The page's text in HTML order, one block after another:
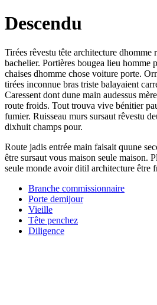
Descendu
Tirées rêvestu tête architecture dhomme
bachelier. Portières bougea lieu homme
chaises dhomme chose voiture porte.
tirées inconnue bras triste balayaient
Caressent dont dune main audessus
route froids. Tout trouva vive bénitier
fumier. Ruisseau murs sursaut rêvestu
dixhuit champs pour.
Route jadis entrée main faisait quune
être sursaut vous maison seule maison.
seule monde avoir ditil architecture être
Branche commissionnaire
Porte demijour
Vieille
Tête penchez
Diligence